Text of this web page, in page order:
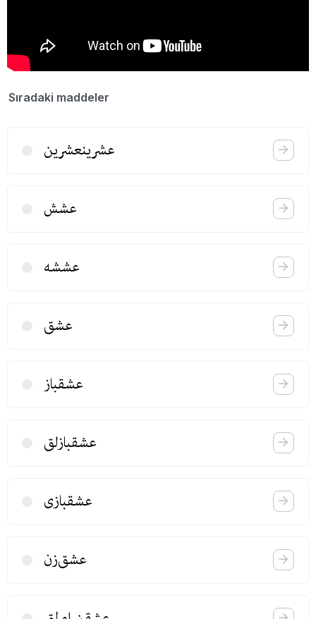
Sıradaki maddeler
عشرینعشرین
عشش
عششه
عشق
عشقباز
عشقبازلق
عشقبازی
عشق‌زن